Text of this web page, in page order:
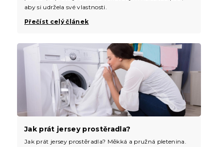
Jak prát jersey prostěradla?
Jak prát jersey prostěradla? Měkká a pružná pletenina.
aby si udržela své vlastnosti.
Přečíst celý článek